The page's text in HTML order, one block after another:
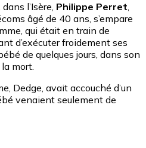
l’Isère, Philippe Perret,
âgé de 40 ans, s’empare
qui était en train de
d’exécuter froidement ses
de quelques jours, dans son
mort.
Dedge, avait accouché d’un
venaient seulement de